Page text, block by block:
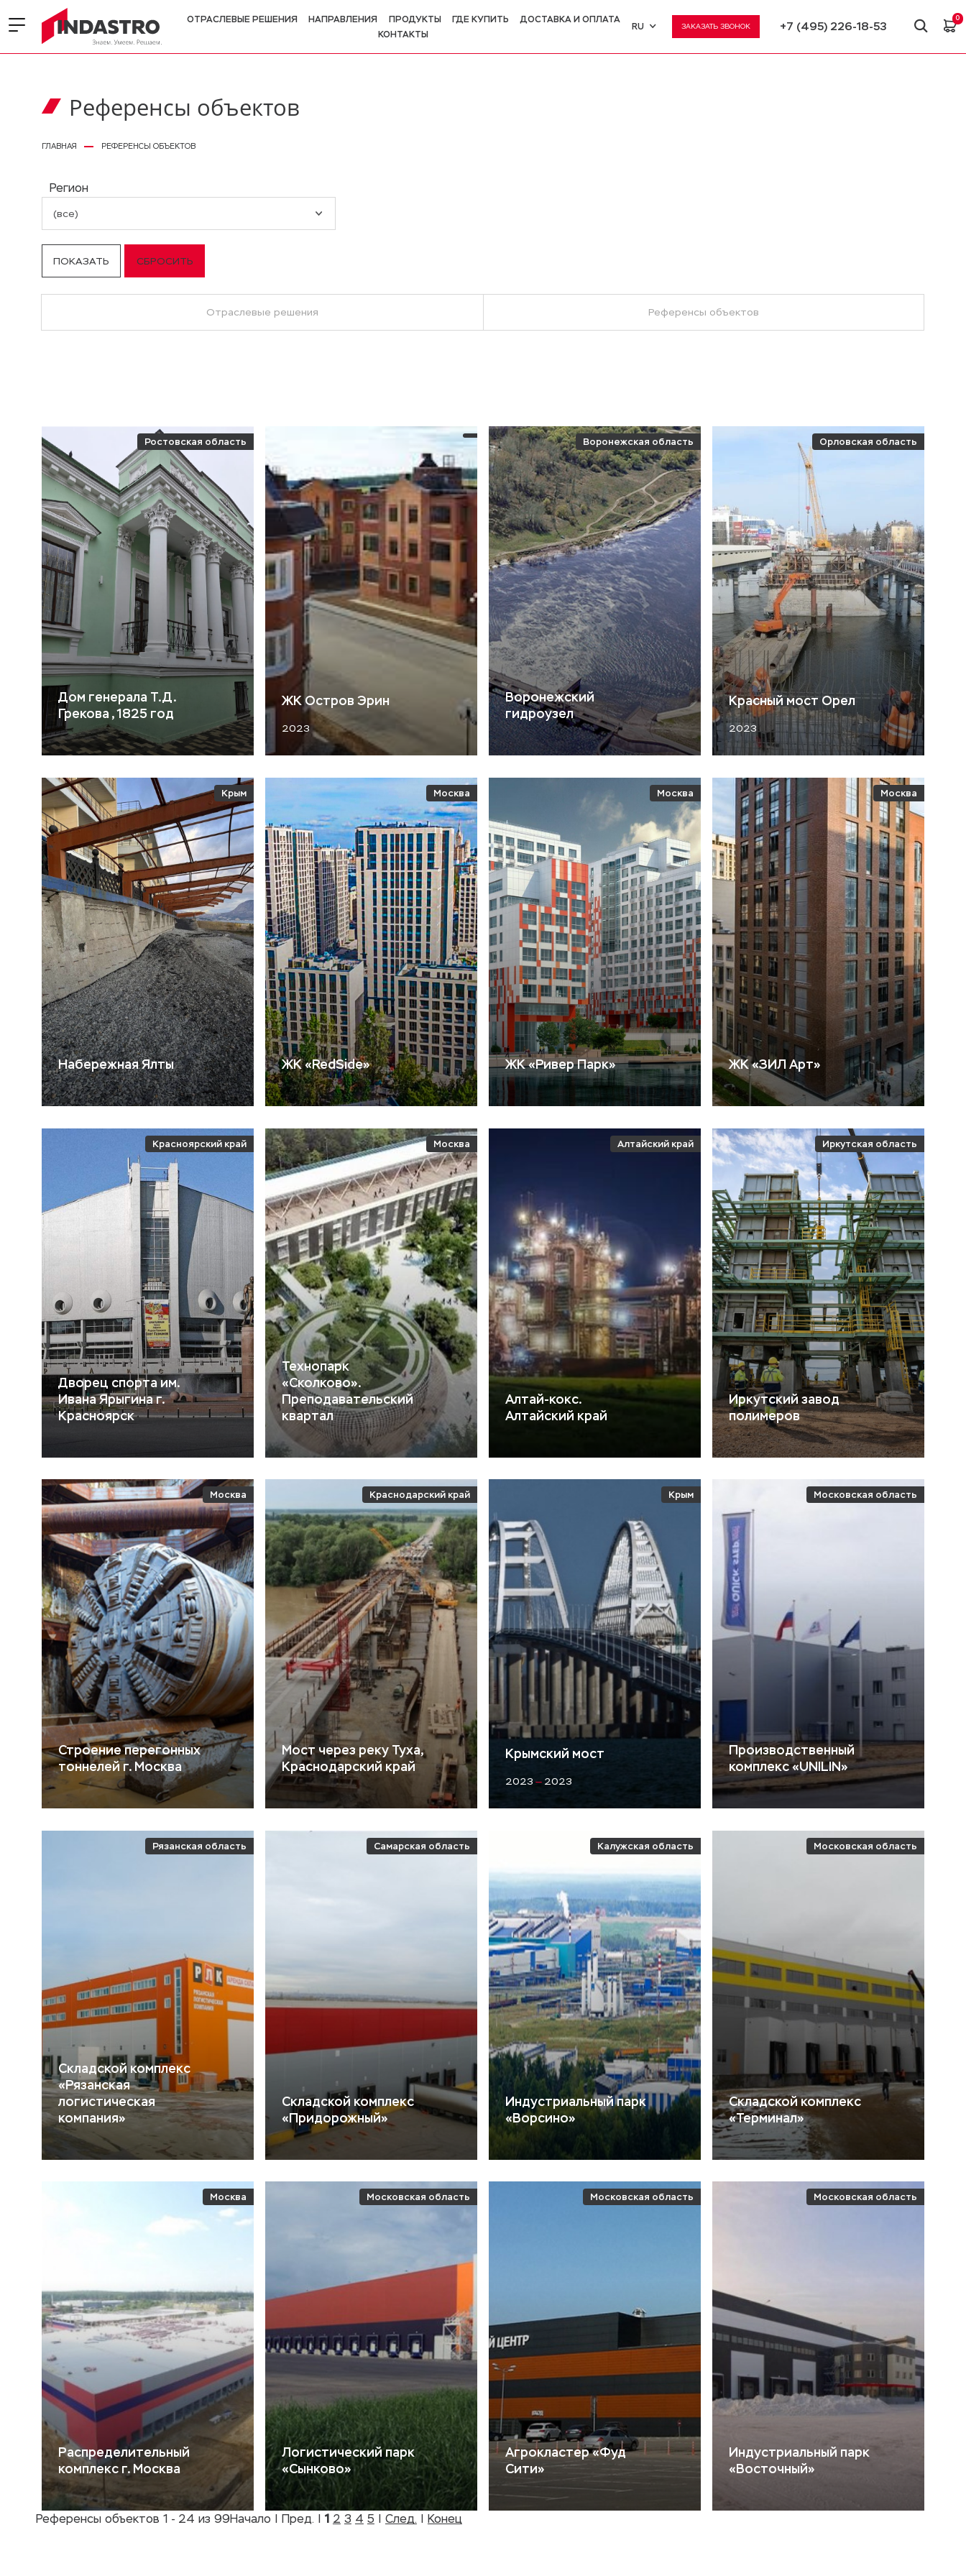
ОТРАСЛЕВЫЕ РЕШЕНИЯ НАПРАВЛЕНИЯ ПРОДУКТЫ ГДЕ КУПИТЬ
ДОСТАВКА И ОПЛАТА
КОНТАКТЫ
RU
RU
ЗАКАЗАТЬ ЗВОНОК +7 (495) 226-18-53
0
Референсы объектов
ГЛАВНАЯ РЕФЕРЕНСЫ ОБЪЕКТОВ
Регион
(все)
Отраслевые решения Референсы объектов
Ростовская область
Дом генерала Т.Д.
Грекова , 1825 год
ЖК Остров Эрин
2023
Воронежская область
Воронежский
гидроузел
Орловская область
Красный мост Орел
2023
Крым
Набережная Ялты
Москва
ЖК «RedSide»
Москва
ЖК «Ривер Парк»
Москва
ЖК «ЗИЛ Арт»
Красноярский край
Дворец спорта им.
Ивана Ярыгина г.
Красноярск
Москва
Технопарк
«Сколково».
Преподавательский
квартал
Алтайский край
Алтай-кокс.
Алтайский край
Иркутская область
Иркутский завод
полимеров
Москва
Строение перегонных
тоннелей г. Москва
Краснодарский край
Мост через реку Туха,
Краснодарский край
Крым
Крымский мост
2023 —2023
Московская область
Производственный
комплекс «UNILIN»
Рязанская область
Складской комплекс
«Рязанская
логистическая
компания»
Самарская область
Складской комплекс
«Придорожный»
Калужская область
Индустриальный парк
«Ворсино»
Московская область
Складской комплекс
«Терминал»
Москва
Распределительный
комплекс г. Москва
Московская область
Логистический парк
«Сынково»
Московская область
Агрокластер «Фуд
Сити»
Московская область
Индустриальный парк
«Восточный»
Референсы объектов 1 - 24 из 99Начало | Пред. | 1 2 3 4 5 | След. | Конец